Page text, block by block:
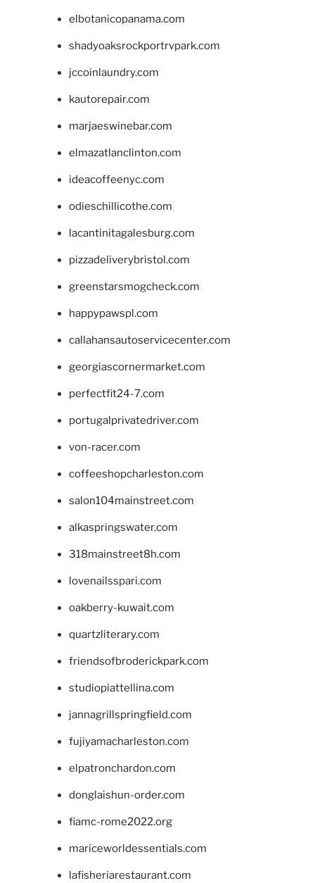
elbotanicopanama.com
shadyoaksrockportrvpark.com
jccoinlaundry.com
kautorepair.com
marjaeswinebar.com
elmazatlanclinton.com
ideacoffeenyc.com
odieschillicothe.com
lacantinitagalesburg.com
pizzadeliverybristol.com
greenstarsmogcheck.com
happypawspl.com
callahansautoservicecenter.com
georgiascornermarket.com
perfectfit24-7.com
portugalprivatedriver.com
von-racer.com
coffeeshopcharleston.com
salon104mainstreet.com
alkaspringswater.com
318mainstreet8h.com
lovenailsspari.com
oakberry-kuwait.com
quartzliterary.com
friendsofbroderickpark.com
studiopiattellina.com
jannagrillspringfield.com
fujiyamacharleston.com
elpatronchardon.com
donglaishun-order.com
fiamc-rome2022.org
mariceworldessentials.com
lafisheriarestaurant.com